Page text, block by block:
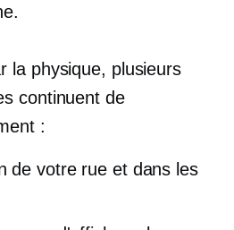
la physique, plusieurs
continuent de
:
de votre rue et dans les